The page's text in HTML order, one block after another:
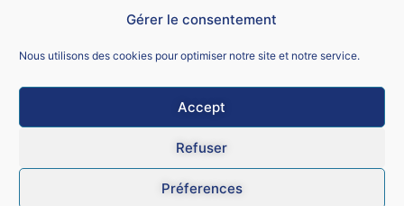
Gérer le consentement
Nous utilisons des cookies pour optimiser notre site et notre service.
Accept
Refuser
Préferences
CGU